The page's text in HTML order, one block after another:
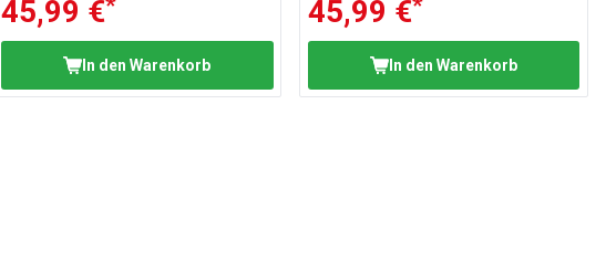
45,99 €
In den Warenkorb
45,99 €
In den Warenkorb